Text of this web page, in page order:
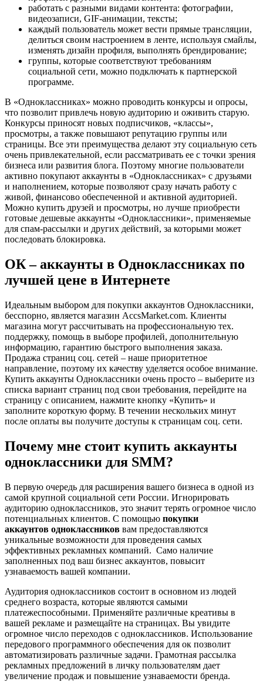
работать с разными видами контента: фотографии,
видеозаписи, GIF-анимации, тексты;
каждый пользователь может вести прямые трансляции,
делиться своим настроением в ленте, используя смайлы,
изменять дизайн профиля, выполнять брендирование;
группы, которые соответствуют требованиям
социальной сети, можно подключать к партнерской
программе.
В «Одноклассниках» можно проводить конкурсы и опросы,
что позволит привлечь новую аудиторию и оживить старую.
Конкурсы приносят новых подписчиков, «классы»,
просмотры, а также повышают репутацию группы или
страницы. Все эти преимущества делают эту социальную сеть
очень привлекательной, если рассматривать ее с точки зрения
бизнеса или развития блога. Поэтому многие пользователи
активно покупают аккаунты в «Одноклассниках» с друзьями
и наполнением, которые позволяют сразу начать работу с
живой, финансово обеспеченной и активной аудиторией.
Можно купить друзей и просмотры, но лучше приобрести
готовые дешевые аккаунты «Одноклассники», применяемые
для спам-рассылки и других действий, за которыми может
последовать блокировка.
ОК – аккаунты в Одноклассниках по
лучшей цене в Интернете
Идеальным выбором для покупки аккаунтов Одноклассники,
бесспорно, является магазин AccsMarket.com. Клиенты
магазина могут рассчитывать на профессиональную тех.
поддержку, помощь в выборе профилей, дополнительную
информацию, гарантию быстрого выполнения заказа.
Продажа страниц соц. сетей – наше приоритетное
направление, поэтому их качеству уделяется особое внимание.
Купить аккаунты Одноклассники очень просто – выберите из
списка вариант страниц под свои требования, перейдите на
страницу с описанием, нажмите кнопку «Купить» и
заполните короткую форму. В течении нескольких минут
после оплаты вы получите доступы к страницам соц. сети.
Почему мне стоит купить аккаунты
одноклассники для SMM?
В первую очередь для расширения вашего бизнеса в одной из
самой крупной социальной сети России. Игнорировать
аудиторию одноклассников, это значит терять огромное число
потенциальных клиентов. С помощью покупки
аккаунтов одноклассников вам предоставляются
уникальные возможности для проведения самых
эффективных рекламных компаний. Само наличие
заполненных под ваш бизнес аккаунтов, повысит
узнаваемость вашей компании.
Аудитория одноклассников состоит в основном из людей
среднего возраста, которые являются самыми
платежеспособными. Применяйте различные креативы в
вашей рекламе и размещайте на страницах. Вы увидите
огромное число переходов с одноклассников. Использование
передового программного обеспечения для ок позволит
автоматизировать различные задачи. Грамотная рассылка
рекламных предложений в личку пользователям дает
увеличение продаж и повышение узнаваемости бренда.